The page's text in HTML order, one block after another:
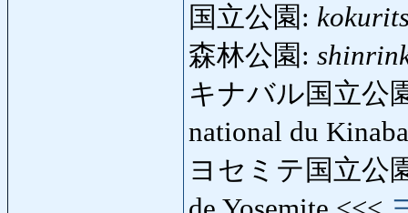
国立公園:
森林公園:
キナバル国立公
national du
ヨセミテ国立公